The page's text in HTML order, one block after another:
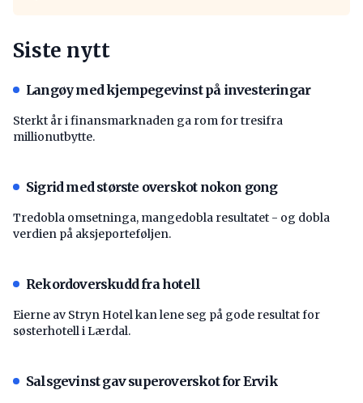
Siste nytt
Langøy med kjempegevinst på investeringar
Sterkt år i finansmarknaden ga rom for tresifra
millionutbytte.
Sigrid med største overskot nokon gong
Tredobla omsetninga, mangedobla resultatet - og dobla
verdien på aksjeporteføljen.
Rekordoverskudd fra hotell
Eierne av Stryn Hotel kan lene seg på gode resultat for
søsterhotell i Lærdal.
Salsgevinst gav superoverskot for Ervik